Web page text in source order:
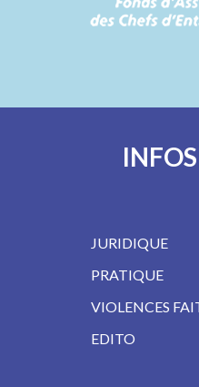
JURIDIQUE
PRATIQUE
VIOLENCES
EDITO